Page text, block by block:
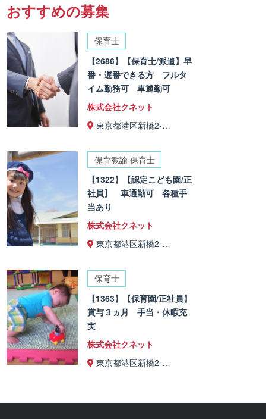
おすすめの募集
保育士
【2686】【保育士/派遣】早
番・遅番できる方 フルタ
イム勤務可 車通勤可
株式会社クネット
東京都港区新橋2-…
保育教諭 保育士
【1322】【認定こども園/正
社員】 車通勤可 各種手
当あり
株式会社クネット
東京都港区新橋2-…
保育士
【1363】【保育園/正社員】
賞与３ヵ月 手当・休暇充
実
株式会社クネット
東京都港区新橋2-…